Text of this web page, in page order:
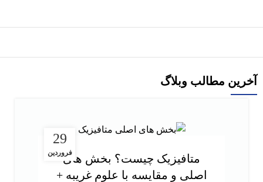
آخرین مطالب وبلاگ
29
فروردینمتافیزیک چیست؟ بخش های
اصلی و مقایسه با علوم غریبه +